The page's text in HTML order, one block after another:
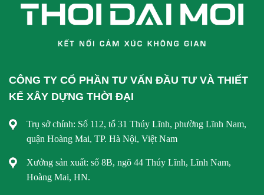
CÔNG TY CỔ PHẦN TƯ VẤN ĐẦU TƯ VÀ THIẾT
KẾ XÂY DỰNG THỜI ĐẠI
Trụ sở chính: Số 112, tổ 31 Thúy Lĩnh, phường Lĩnh Nam,
quận Hoàng Mai, TP. Hà Nội, Việt Nam
Xưởng sản xuất: số 8B, ngõ 44 Thúy Lĩnh, Lĩnh Nam,
Hoàng Mai, HN.